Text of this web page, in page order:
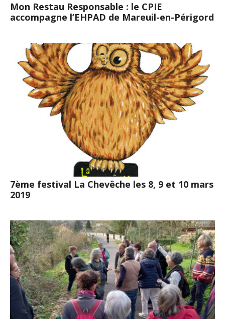
Mon Restau Responsable : le CPIE
accompagne l’EHPAD de Mareuil-en-Périgord
7ème festival La Chevêche les 8, 9 et 10 mars
2019